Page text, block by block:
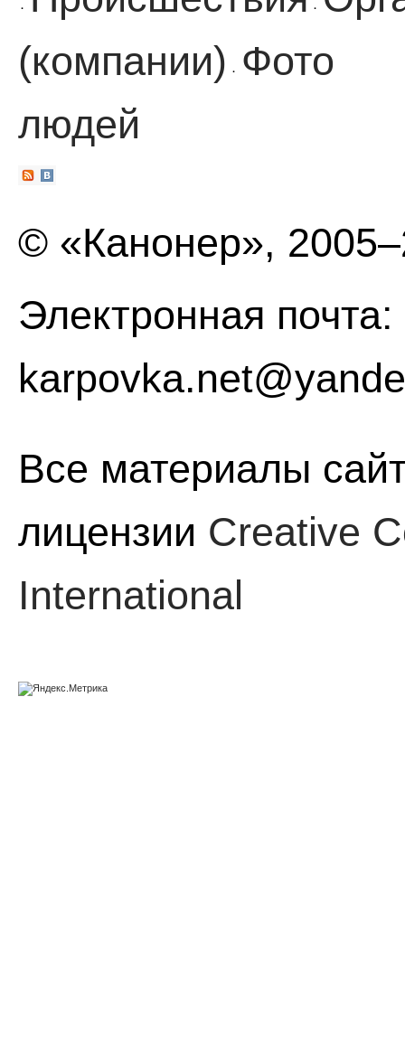
· ·
(компании)
·
Фото
людей
© «Канонер»,
Электронная почта:
Все материалы
лицензии Creative
International